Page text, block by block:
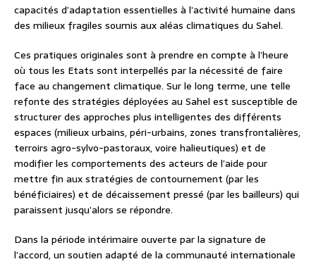
capacités d’adaptation essentielles à l’activité humaine dans
des milieux fragiles soumis aux aléas climatiques du Sahel.
Ces pratiques originales sont à prendre en compte à l’heure
où tous les Etats sont interpellés par la nécessité de faire
face au changement climatique. Sur le long terme, une telle
refonte des stratégies déployées au Sahel est susceptible de
structurer des approches plus intelligentes des différents
espaces (milieux urbains, péri-urbains, zones transfrontalières,
terroirs agro-sylvo-pastoraux, voire halieutiques) et de
modifier les comportements des acteurs de l’aide pour
mettre fin aux stratégies de contournement (par les
bénéficiaires) et de décaissement pressé (par les bailleurs) qui
paraissent jusqu’alors se répondre.
Dans la période intérimaire ouverte par la signature de
l’accord, un soutien adapté de la communauté internationale